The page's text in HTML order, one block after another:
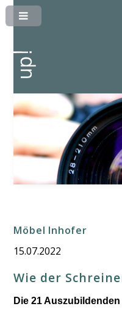
Möbel Inhofer
15.07.2022
Wie der
Die 21